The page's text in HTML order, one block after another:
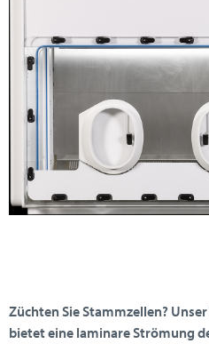
Züchten Sie Stammzellen?
bietet eine laminare Strömung